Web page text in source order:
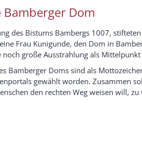
Bamberger Dom
des Bistums Bambergs 1007,
Frau Kunigunde, den Dom in
noch große Ausstrahlung als
Bamberger Doms sind als
gewählt worden. Zusammen
den rechten Weg weisen will,